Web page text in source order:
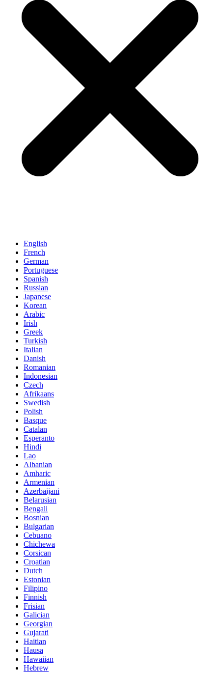
English
French
German
Portuguese
Spanish
Russian
Japanese
Korean
Arabic
Irish
Greek
Turkish
Italian
Danish
Romanian
Indonesian
Czech
Afrikaans
Swedish
Polish
Basque
Catalan
Esperanto
Hindi
Lao
Albanian
Amharic
Armenian
Azerbaijani
Belarusian
Bengali
Bosnian
Bulgarian
Cebuano
Chichewa
Corsican
Croatian
Dutch
Estonian
Filipino
Finnish
Frisian
Galician
Georgian
Gujarati
Haitian
Hausa
Hawaiian
Hebrew